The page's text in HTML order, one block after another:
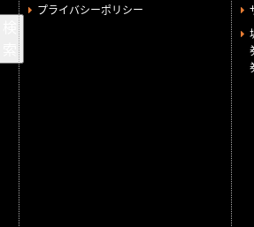
プライバシーポリシー